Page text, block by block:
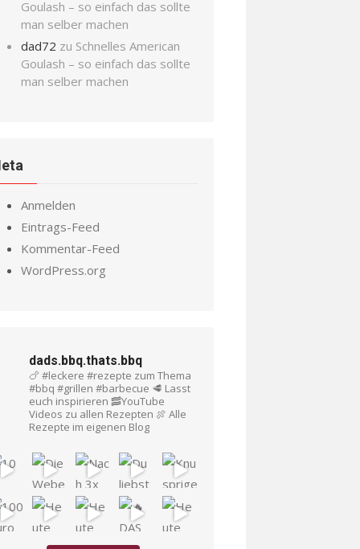
Goulash – so einfach das sollte
man selber machen
dad72 zu Schnelles American
Goulash – so einfach das sollte
man selber machen
Anmelden
Eintrags-Feed
Kommentar-Feed
WordPress.org
dads.bbq.thats.bbq
🍗 #leckere #rezepte zum Thema
#bbq #grillen #barbecue 🥩 Lasst
euch inspirieren 🥓YouTube
Videos zu allen Rezepten 🍖 Alle
Rezepte im eigenen Blog